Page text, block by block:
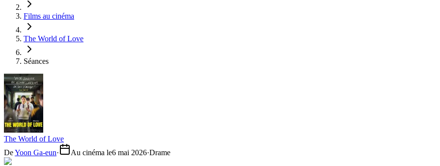
Films au cinéma
The World of Love
Séances
The World of Love
DeYoon Ga-eun· Au cinéma le6 mai 2026·Drame